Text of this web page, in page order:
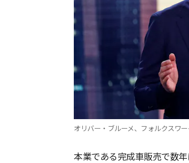
オリバー・ブルーメ、フォルクスワ
本業である完成車販売で数